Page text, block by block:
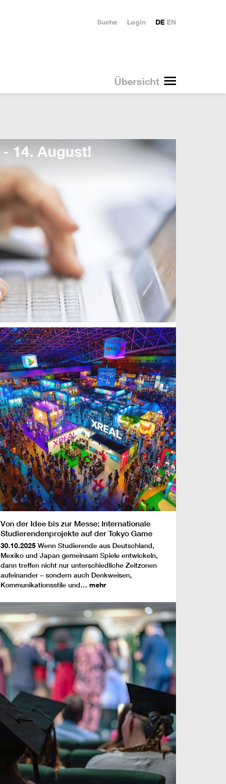
Übersicht
DE EN
Login
Suche
Von der Idee bis zur Messe: Internationale
Studierendenprojekte auf der Tokyo Game
Show
30.10.2025 Wenn Studierende aus Deutschland,
Mexiko und Japan gemeinsam Spiele entwickeln,
dann treffen nicht nur unterschiedliche Zeitzonen
aufeinander – sondern auch Denkweisen,
Kommunikationsstile und… mehr